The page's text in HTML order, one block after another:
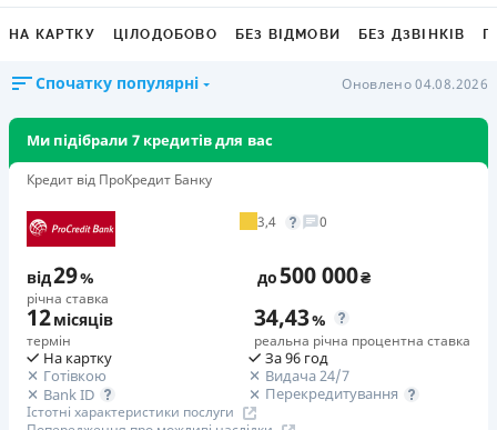
НА КАРТКУ ЦІЛОДОБОВО БЕЗ ВІДМОВИ БЕЗ ДЗВІНКІВ
Спочатку популярні Оновлено 04.08.2026
Ми підібрали 7 кредитів для вас
Кредит від ПроКредит Банку
3,4 0
від29%
річна ставка
до500 000₴
12місяців
термін
34,43%
реальна річна процентна ставка
На картку
Готівкою
Bank ID
За 96 год
Видача 24/7
Перекредитування
Істотні характеристики послуги